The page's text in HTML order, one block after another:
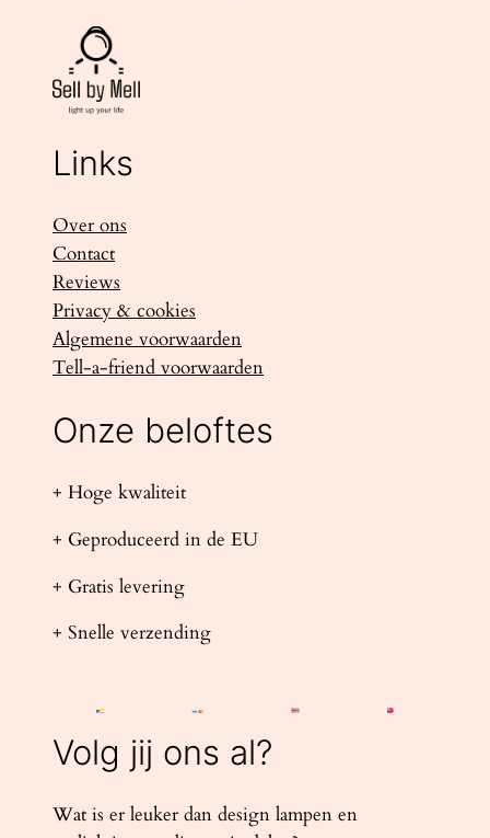
Links
Over ons
Contact
Reviews
Privacy & cookies
Algemene voorwaarden
Tell-a-friend voorwaarden
Onze beloftes
+ Hoge kwaliteit
+ Geproduceerd in de EU
+ Gratis levering
+ Snelle verzending
Volg jij ons al?
Wat is er leuker dan design lampen en